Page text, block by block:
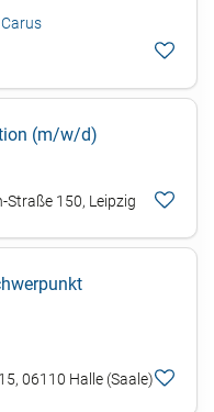
(m/w/d)
Straße 150, Leipzig
06110 Halle (Saale)